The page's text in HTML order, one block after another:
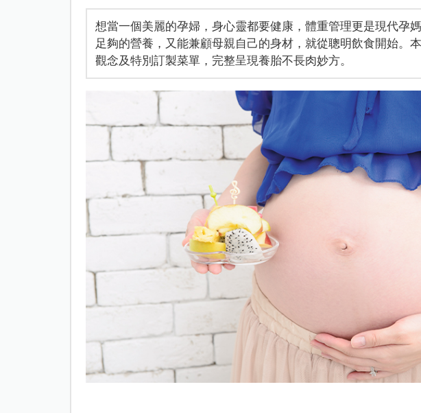
想當一個美麗的孕婦，身心靈都要健康，體重管理更是現代孕
足夠的營養，又能兼顧母親自己的身材，就從聰明飲食開始。
觀念及特別訂製菜單，完整呈現養胎不長肉妙方。